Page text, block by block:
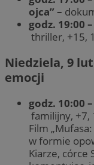
ojca” –
godz. 19:00
thriller, +15,
Niedziela, 9
emocji
godz. 10:00
familijny, +7,
Film
w formie
Kiarze, córce